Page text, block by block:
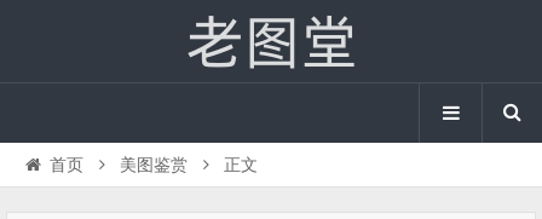
首页 美图鉴赏 正文